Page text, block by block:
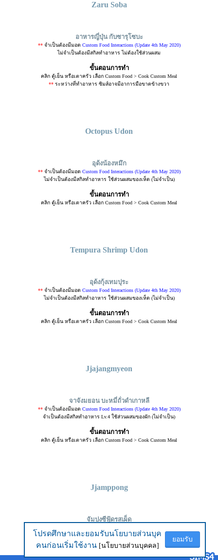
โปรดศึกษาและยอมรับนโยบายส่วนบุค
คนก่อนเริ่มใช้งาน [นโยบายส่วนบุคคล]
ยอมรับ
Zaru Soba
อาหารญี่ปุ่น กับซารุโซบะ
**จำเป็นต้องมีมอด Custom Food Interactions (Update 4th May 2020)
ไม่จำเป็นต้องมีสกิลทำอาหาร ไม่ต้องใช้ส่วนผสม
ขั้นตอนการทำ
คลิก ตู้เย็น หรือเตาครัว เลือก Custom Food > Cook Custom Meal
** ระหว่างที่ทำอาหาร ซิมส์อาจมีอาการมือขาดข้างขวา
Octopus Udon
อุด้งน้องหมึก
**จำเป็นต้องมีมอด Custom Food Interactions (Update 4th May 2020)
ไม่จำเป็นต้องมีสกิลทำอาหาร ใช้ส่วนผสมของเห็ด (ไม่จำเป็น)
ขั้นตอนการทำ
คลิก ตู้เย็น หรือเตาครัว เลือก Custom Food > Cook Custom Meal
Tempura Shrimp Udon
อุด้งกุ้งเทมปุระ
**จำเป็นต้องมีมอด Custom Food Interactions (Update 4th May 2020)
ไม่จำเป็นต้องมีสกิลทำอาหาร ใช้ส่วนผสมของเห็ด (ไม่จำเป็น)
ขั้นตอนการทำ
คลิก ตู้เย็น หรือเตาครัว เลือก Custom Food > Cook Custom Meal
Jjajangmyeon
จาจังมยอน บะหมี่ถั่วดำเกาหลี
**จำเป็นต้องมีมอด Custom Food Interactions (Update 4th May 2020)
จำเป็นต้องมีสกิลทำอาหาร Lv.4 ใช้ส่วนผสมของผัก (ไม่จำเป็น)
ขั้นตอนการทำ
คลิก ตู้เย็น หรือเตาครัว เลือก Custom Food > Cook Custom Meal
Jjamppong
จัมปงซีฟู้ดรสเผ็ด
จำเป็นต้องมีสกิลทำอาหาร Lv.6 ใช้ส่วนผสมของเห็ดและหัวหอม (ไม่จำเป็น)
ขั้นตอนการทำ
คลิก ตู้เย็น หรือเตาครัว เลือก Custom Food > Cook Custom Meal
โปรดศึกษาและยอมรับนโยบายส่วนบุค
คนก่อนเริ่มใช้งาน [นโยบายส่วนบุคคล]
ยอมรับ